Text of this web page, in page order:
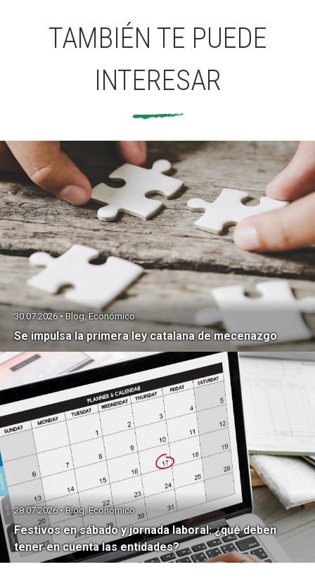
TAMBIÉN TE PUEDE
INTERESAR
Se impulsa la primera ley catalana de mecenazgo
30.07.2026 • Blog, Económico
Festivos en sábado y jornada laboral: ¿qué deben
tener en cuenta las entidades?
28.07.2026 • Blog, Económico